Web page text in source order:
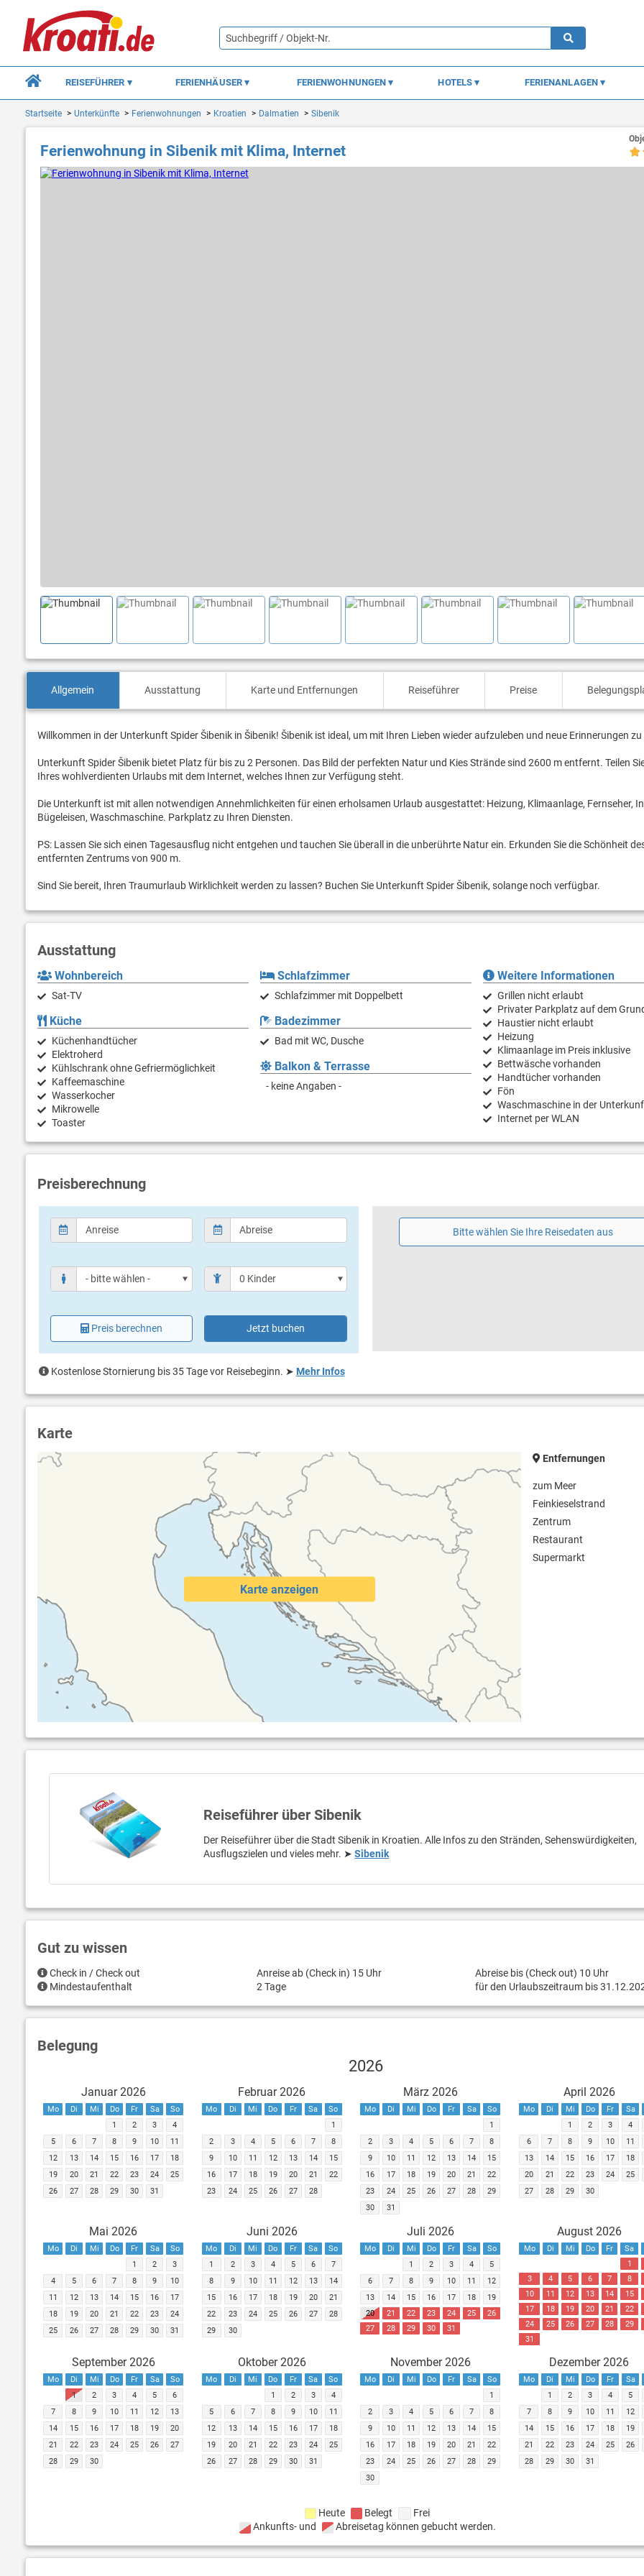
REISEFÜHRER FERIENHÄUSER FERIENWOHNUNGEN HOTELS FERIENANLAGEN
Startseite Unterkünfte Ferienwohnungen Kroatien Dalmatien Sibenik
Ferienwohnung in Sibenik mit Klima, Internet
Allgemein Ausstattung Karte und Entfernungen Reiseführer Preise
Willkommen in der Unterkunft Spider Šibenik in Šibenik! Šibenik ist ideal, um mit Ihren Lieben wieder aufzuleben und neue Erinnerungen
Unterkunft Spider Šibenik bietet Platz für bis zu 2 Personen. Das Bild der perfekten Natur und Kies Strände sind 2600 m entfernt. Teilen
Ihres wohlverdienten Urlaubs mit dem Internet, welches Ihnen zur Verfügung steht.
Die Unterkunft ist mit allen notwendigen Annehmlichkeiten für einen erholsamen Urlaub ausgestattet: Heizung, Klimaanlage, Fernseher,
Bügeleisen, Waschmaschine. Parkplatz zu Ihren Diensten.
PS: Lassen Sie sich einen Tagesausflug nicht entgehen und tauchen Sie überall in die unberührte Natur ein. Erkunden Sie die Schönheit
entfernten Zentrums von 900 m.
Sind Sie bereit, Ihren Traumurlaub Wirklichkeit werden zu lassen? Buchen Sie Unterkunft Spider Šibenik, solange noch verfügbar.
Ausstattung
Wohnbereich
Sat-TV
Küche
Küchenhandtücher
Elektroherd
Kühlschrank ohne Gefriermöglichkeit
Kaffeemaschine
Wasserkocher
Mikrowelle
Toaster
Schlafzimmer
Schlafzimmer mit Doppelbett
Badezimmer
Bad mit WC, Dusche
Balkon & Terrasse
- keine Angaben -
Weitere Informationen
Grillen nicht erlaubt
Privater Parkplatz auf dem
Haustier nicht erlaubt
Heizung
Klimaanlage im Preis inklusive
Bettwäsche vorhanden
Handtücher vorhanden
Fön
Waschmaschine in der
Internet per WLAN
Preisberechnung
Preis berechnen Jetzt buchen
Kostenlose Stornierung bis 35 Tage vor Reisebeginn. ➤ Mehr Infos
Bitte wählen Sie Ihre Reisedaten aus
Karte
Karte anzeigen
Entfernungen
zum Meer
Feinkieselstrand
Zentrum
Restaurant
Supermarkt
Reiseführer über Sibenik
Der Reiseführer über die Stadt Sibenik in Kroatien. Alle Infos zu den Stränden, Sehenswürdigkeiten,
Ausflugszielen und vieles mehr. ➤Sibenik
Gut zu wissen
Check in / Check out Anreise ab (Check in) 15 Uhr
Abreise bis (Check out) 10 Uhr
Mindestaufenthalt
2 Tage für den Urlaubszeitraum bis
Belegung
2026
Januar 2026
Mo Di Mi Do Fr Sa
So
1
2 3
4
5
6 7 8 9 10
11
12
13 14 15 16 17
18
19
20 21 22 23 24
25
26
27 28 29 30 31
Februar 2026
Mo Di Mi Do Fr Sa
So
1
2
3 4 5 6 7
8
9
10 11 12 13 14
15
16
17 18 19 20 21
22
23
24 25 26 27 28
März 2026
Mo Di Mi Do Fr Sa
So
1
2
3 4 5 6 7
8
9
10 11 12 13 14
15
16
17 18 19 20 21
22
23
24 25 26 27 28
29
30
31
April 2026
Mo Di Mi Do Fr Sa
1
2 3 4
6
7 8 9 10 11
13
14 15 16 17 18
20
21 22 23 24 25
27
28 29 30
Mai 2026
Mo Di Mi Do Fr Sa
So
1
2
3
4
5 6 7 8 9
10
11
12 13 14 15 16
17
18
19 20 21 22 23
24
25
26 27 28 29 30 31
Juni 2026
Mo Di Mi Do Fr Sa
So
1
2 3 4 5 6
7
8
9 10 11 12 13
14
15
16 17 18 19 20
21
22
23 24 25 26 27
28
29
30
Juli 2026
Mo Di Mi Do Fr Sa
So
1
2 3 4
5
6
7 8 9 10 11
12
13
14 15 16 17 18
19
20
21 22 23 24 25
26
27
28 29 30 31
August 2026
Mo Di Mi Do Fr Sa
1
3
4 5 6 7 8
10
11 12 13 14 15
17
18 19 20 21 22
24
25 26 27 28 29
31
September 2026
Mo Di Mi Do Fr Sa
So
1
2 3 4 5
6
7
8 9 10 11 12
13
14
15 16 17 18 19
20
21
22 23 24 25 26
27
28
29 30
Oktober 2026
Mo Di Mi Do Fr Sa
So
1
2 3
4
5
6 7 8 9 10
11
12
13 14 15 16 17
18
19
20 21 22 23 24
25
26
27 28 29 30 31
November 2026
Mo Di Mi Do Fr Sa
So
1
2
3 4 5 6 7
8
9
10 11 12 13 14
15
16
17 18 19 20 21
22
23
24 25 26 27 28
29
30
Dezember 2026
Mo Di Mi Do Fr Sa
1
2 3 4 5
7
8 9 10 11 12
14
15 16 17 18 19
21
22 23 24 25 26
28
29 30 31
Heute Belegt
Frei
Ankunfts- und
Abreisetag können gebucht werden.